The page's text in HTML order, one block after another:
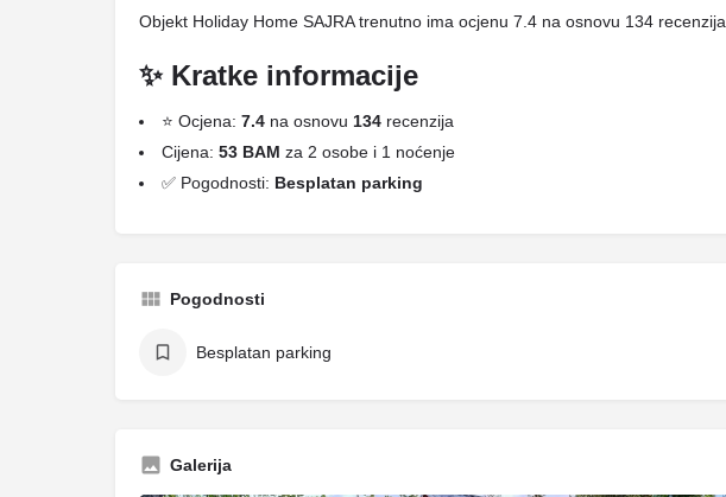
Objekt Holiday Home SAJRA trenutno ima ocjenu 7.4 na osnovu 134 recenzija.
✨ Kratke informacije
⭐ Ocjena: 7.4 na osnovu 134 recenzija
Cijena: 53 BAM za 2 osobe i 1 noćenje
✅ Pogodnosti: Besplatan parking
Pogodnosti
Besplatan parking
Galerija